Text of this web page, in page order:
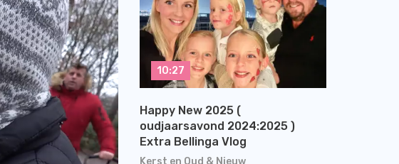
Kerst en Oud & Nieuw
Happy New 2025 (
oudjaarsavond 2024:2025 )
Extra Bellinga Vlog
10:27